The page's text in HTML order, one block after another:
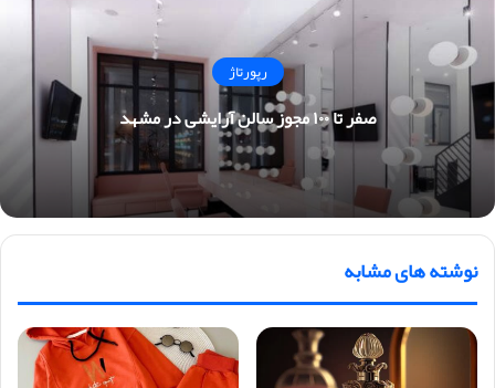
رپورتاژ
صفر تا ۱۰۰ مجوز سالن آرایشی در مشهد
نوشته های مشابه